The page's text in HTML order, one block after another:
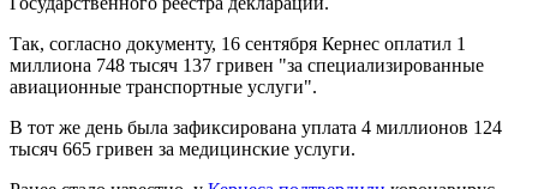
Так, согласно документу, 16 сентября Кернес оплатил 1
миллиона 748 тысяч 137 гривен "за специализированные
авиационные транспортные услуги".
В тот же день была зафиксирована уплата 4 миллионов 124
тысяч 665 гривен за медицинские услуги.